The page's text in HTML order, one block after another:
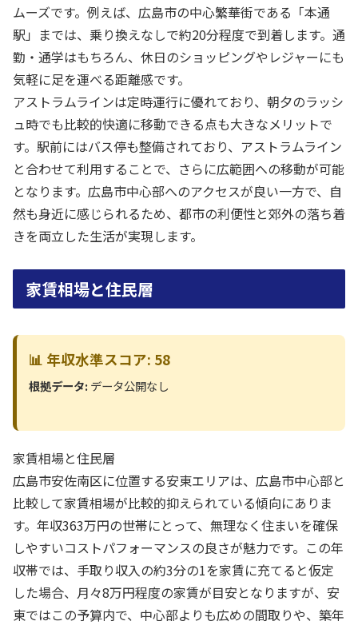
ムーズです。例えば、広島市の中心繁華街である「本通
駅」までは、乗り換えなしで約20分程度で到着します。通
勤・通学はもちろん、休日のショッピングやレジャーにも
気軽に足を運べる距離感です。
アストラムラインは定時運行に優れており、朝夕のラッシ
ュ時でも比較的快適に移動できる点も大きなメリットで
す。駅前にはバス停も整備されており、アストラムライン
と合わせて利用することで、さらに広範囲への移動が可能
となります。広島市中心部へのアクセスが良い一方で、自
然も身近に感じられるため、都市の利便性と郊外の落ち着
きを両立した生活が実現します。
家賃相場と住民層
📊 年収水準スコア: 58
根拠データ:データ公開なし
家賃相場と住民層
広島市安佐南区に位置する安東エリアは、広島市中心部と
比較して家賃相場が比較的抑えられている傾向にありま
す。年収363万円の世帯にとって、無理なく住まいを確保
しやすいコストパフォーマンスの良さが魅力です。この年
収帯では、手取り収入の約3分の1を家賃に充てると仮定
した場合、月々8万円程度の家賃が目安となりますが、安
東ではこの予算内で、中心部よりも広めの間取りや、築年